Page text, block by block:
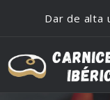
Dar de alta